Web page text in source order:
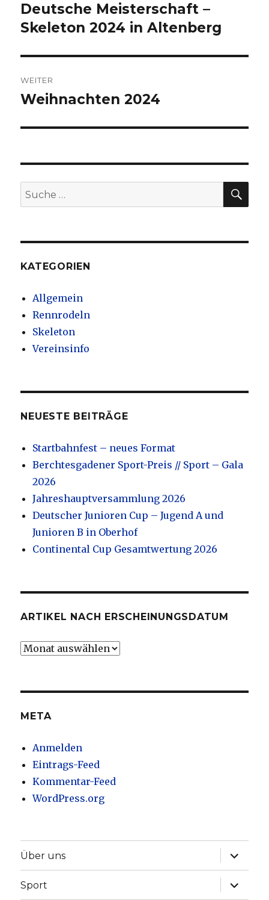
Vorheriger
Beitrag:
Deutsche Meisterschaft –
Skeleton 2024 in Altenberg
WEITER
Nächster
Weihnachten 2024
Suche
nach:
KATEGORIEN
Allgemein
Rennrodeln
Skeleton
Vereinsinfo
NEUESTE BEITRÄGE
Startbahnfest – neues Format
Berchtesgadener Sport-Preis // Sport – Gala
2026
Jahreshauptversammlung 2026
Deutscher Junioren Cup – Jugend A und
Junioren B in Oberhof
Continental Cup Gesamtwertung 2026
ARTIKEL NACH ERSCHEINUNGSDATUM
Artikel
META
Anmelden
Eintrags-Feed
Kommentar-Feed
WordPress.org
Über uns
Sport